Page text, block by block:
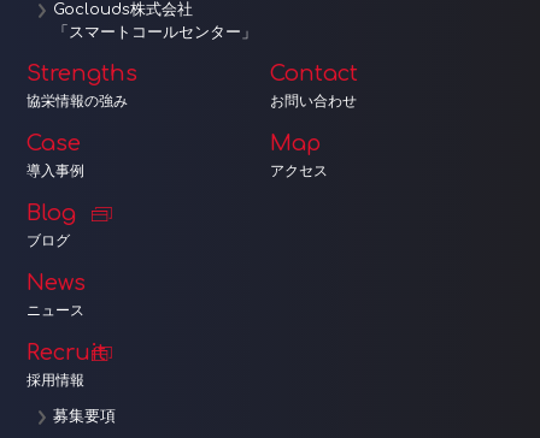
Goclouds株式会社
「スマートコールセンター」
Strengths
協栄情報の強み
Case
導入事例
Blog
ブログ
News
ニュース
Contact
お問い合わせ
Map
アクセス
Recruit
採用情報
募集要項